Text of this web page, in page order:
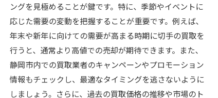
ングを見極めることが鍵です。特に、季節やイベントに
応じた需要の変動を把握することが重要です。例えば、
年末や新年に向けての需要が高まる時期に切手の買取を
行うと、通常より高値での売却が期待できます。また、
静岡市内での買取業者のキャンペーンやプロモーション
情報もチェックし、最適なタイミングを逃さないように
しましょう。さらに、過去の買取価格の推移や市場のト